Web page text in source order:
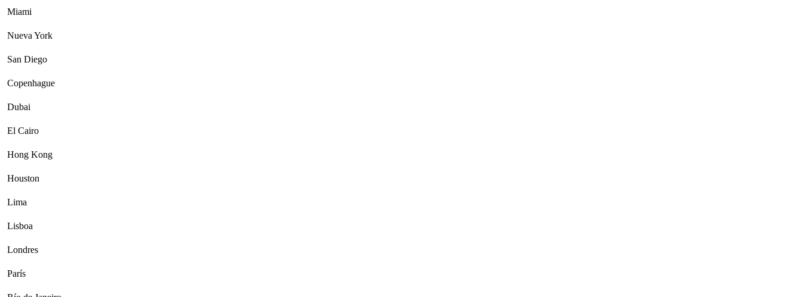
Miami
Nueva York
San Diego
Copenhague
Dubai
El Cairo
Hong Kong
Houston
Lima
Lisboa
Londres
París